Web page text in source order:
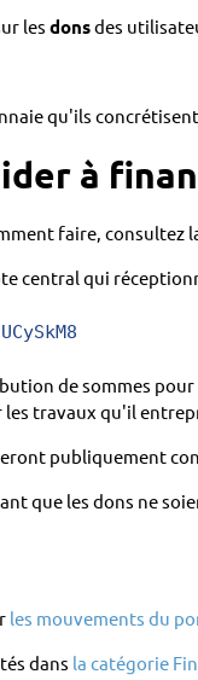
les donsdes
qu'ils
à
faire, consultez
central qui
de sommes
les travaux qu'il
publiquement
que les dons ne
les mouvements du
dans la catégorie